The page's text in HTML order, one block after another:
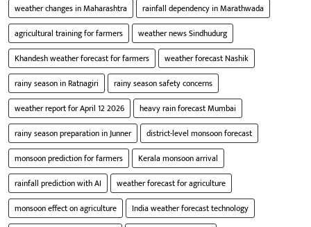
weather changes in Maharashtra
rainfall dependency in Marathwada
agricultural training for farmers
weather news Sindhudurg
Khandesh weather forecast for farmers
weather forecast Nashik
rainy season in Ratnagiri
rainy season safety concerns
weather report for April 12 2026
heavy rain forecast Mumbai
rainy season preparation in Junner
district-level monsoon forecast
monsoon prediction for farmers
Kerala monsoon arrival
rainfall prediction with AI
weather forecast for agriculture
monsoon effect on agriculture
India weather forecast technology